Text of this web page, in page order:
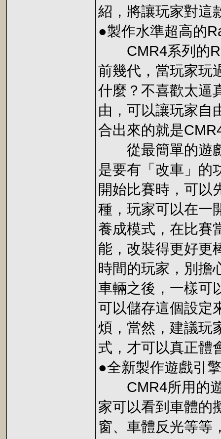
紹，將讓玩家對這
●製作水準超高的
CMR4系列的
前幾代，當玩家玩
什麼？不喜歡太逼
由，可以讓玩家自
合出來的就是
從最簡單的遊戲
是要有「改車」的
開始比賽時，可以
種，玩家可以在一
養成模式，在比賽
能，改裝得更好更
時間的玩家，別擔
車輛之後，一樣可
可以儲存這個設定
煩，當然，建議玩
式，才可以真正體
●全新製作遊戲引
CMR4所用的遊
家可以看到車體的
窗、車體反光等等